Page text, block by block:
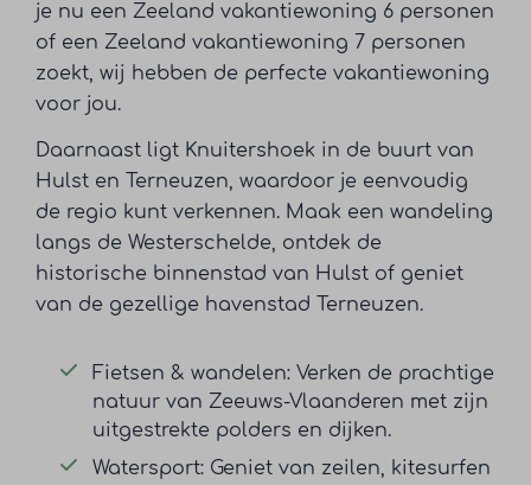
je nu een Zeeland vakantiewoning 6 personen
of een Zeeland vakantiewoning 7 personen
zoekt, wij hebben de perfecte vakantiewoning
voor jou.
Daarnaast ligt Knuitershoek in de buurt van
Hulst en Terneuzen, waardoor je eenvoudig
de regio kunt verkennen. Maak een wandeling
langs de Westerschelde, ontdek de
historische binnenstad van Hulst of geniet
van de gezellige havenstad Terneuzen.
Fietsen & wandelen: Verken de prachtige
natuur van Zeeuws-Vlaanderen met zijn
uitgestrekte polders en dijken.
Watersport: Geniet van zeilen, kitesurfen